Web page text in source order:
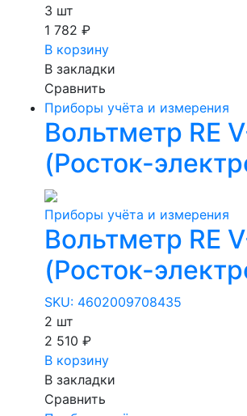
3 шт
1 782 ₽
В корзину
В закладки
Сравнить
Приборы учёта и измерения
Вольтметр RE
(Росток-
Приборы учёта и измерения
Вольтметр RE
(Росток-
SKU: 4602009708435
2 шт
2 510 ₽
В корзину
В закладки
Сравнить